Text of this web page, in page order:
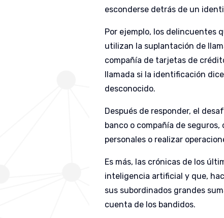
esconderse detrás de un
Por ejemplo, los delincuentes
utilizan la suplantación de
compañía de tarjetas de
llamada si la identificación
desconocido.
Después de responder, el
banco o compañía de
personales o realizar
Es más, las crónicas de los
inteligencia artificial y que,
sus subordinados grandes
cuenta de los bandidos.